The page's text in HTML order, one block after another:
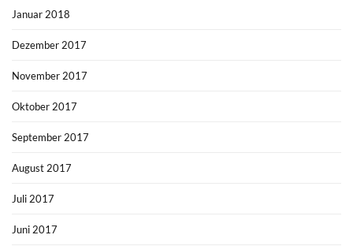
Januar 2018
Dezember 2017
November 2017
Oktober 2017
September 2017
August 2017
Juli 2017
Juni 2017